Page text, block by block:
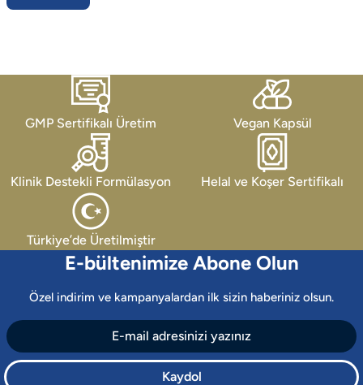
GMP Sertifikalı Üretim Vegan Kapsül
Klinik Destekli Formülasyon Helal ve Koşer Sertifikalı
Türkiye’de Üretilmiştir
E-bültenimize Abone Olun
Özel indirim ve kampanyalardan ilk sizin haberiniz olsun.
Kaydol